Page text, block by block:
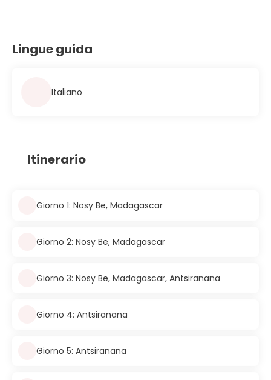
Lingue guida
Italiano
Itinerario
Giorno 1: Nosy Be, Madagascar
Giorno 2: Nosy Be, Madagascar
Giorno 3: Nosy Be, Madagascar, Antsiranana
Giorno 4: Antsiranana
Giorno 5: Antsiranana